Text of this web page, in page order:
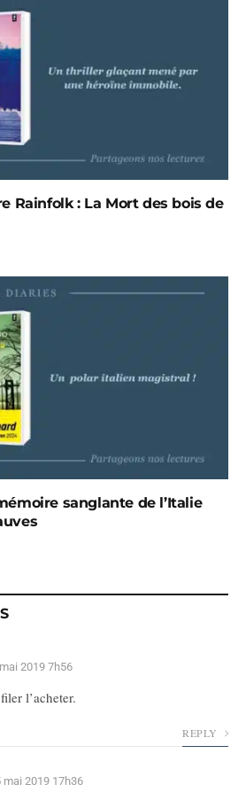
Rainfolk : La Mort des bois de
sanglante de l’Italie
2019 7h56
l’acheter.
REPLY
mai 2019 17h36